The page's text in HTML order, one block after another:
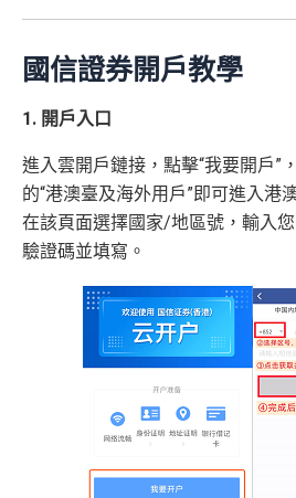
國信證券開戶教學
1. 開戶入口
進入雲開戶鏈接，點擊“我要開戶”
的“港澳臺及海外用戶”即可進入港
在該頁面選擇國家/地區號，輸入
驗證碼並填寫。